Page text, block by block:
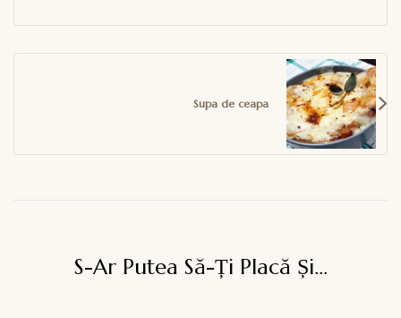
Supa de ceapa
S-Ar Putea Să-Ți Placă Și...